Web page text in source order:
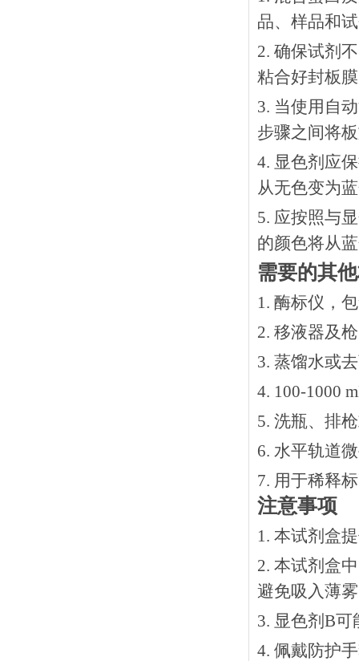
品、样品和
2. 确保试剂
粘合好封板
3. 当使用自
步骤之间将
4. 显色剂应
从无色变为
5. 应按照与
的颜色将从
需要的其
1. 酶标仪，
2. 移液器及
3. 蒸馏水或
4. 100-1000
5. 洗瓶、排
6. 水平轨道
7. 用于稀释
注意事项
1. 本试剂盒
2. 本试剂盒
避免吸入薄
3. 显色剂B
4. 佩戴防护